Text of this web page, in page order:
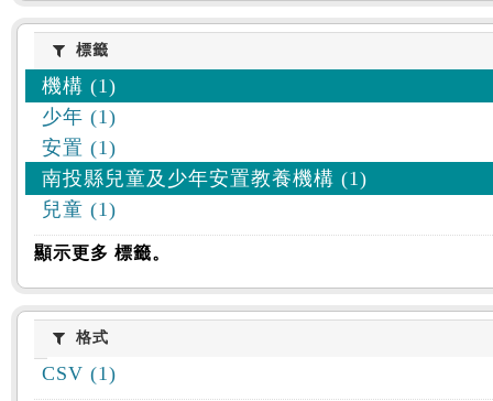
標籤標籤
機構 (1)
少年 (1)
安置 (1)
南投縣兒童及少年安置教養機構 (1)
兒童 (1)
顯示更多 標籤。
格式格式
CSV (1)